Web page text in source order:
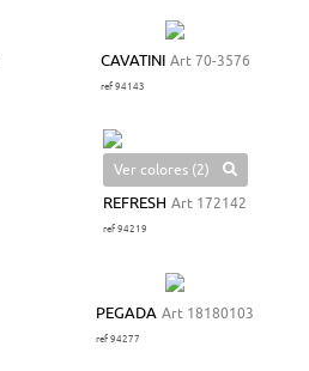
CAVATINI Art 70-3576
ref 94143
Ver colores (2)
REFRESH Art 172142
ref 94219
PEGADA Art 18180103
ref 94277